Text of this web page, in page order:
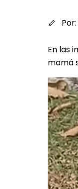
Por:
En las
mamá